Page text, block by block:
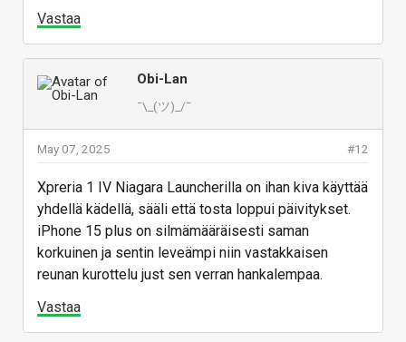
Vastaa
Obi-Lan
¯\_(ツ)_/¯
#12
May 07, 2025
Xpreria 1 IV Niagara Launcherilla on ihan kiva käyttää
yhdellä kädellä, sääli että tosta loppui päivitykset.
iPhone 15 plus on silmämääräisesti saman
korkuinen ja sentin leveämpi niin vastakkaisen
reunan kurottelu just sen verran hankalempaa.
Vastaa